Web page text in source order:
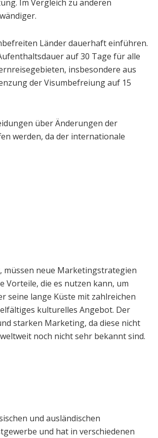
Im Vergleich zu anderen
Länder dauerhaft einführen.
auf 30 Tage für alle
insbesondere aus
der Visumbefreiung auf 15
über Änderungen der
werden, da der internationale
müssen neue Marketingstrategien
Vorteile, die es nutzen kann, um
seine lange Küste mit zahlreichen
kulturelles Angebot. Der
starken Marketing, da diese nicht
noch nicht sehr bekannt sind.
und ausländischen
und hat in verschiedenen